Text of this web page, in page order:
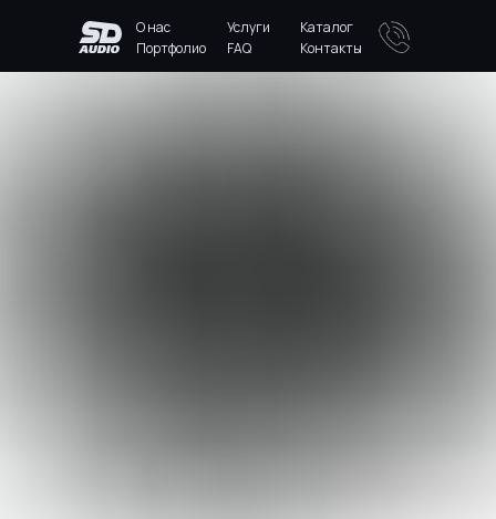
Каталог
Услуги
О нас
Портфолио
FAQ Контакты